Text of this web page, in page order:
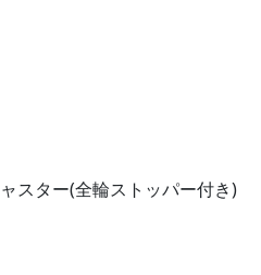
スター(全輪ストッパー付き)